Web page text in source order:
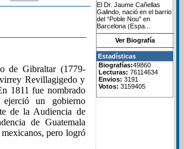
de Gibraltar (1779-
Revillagigedo y
1811 fue nombrado
un gobierno
de la Audiencia de
de Guatemala
pero logró
El Dr. Jaume Cañellas
Galindo, nació en el barrio
del “Poble Nou” en
Barcelona (Espa...
Ver Biografía
Estadísticas
Biografías:49860
Lecturas: 76114634
Envios: 3191
Votos: 3159405